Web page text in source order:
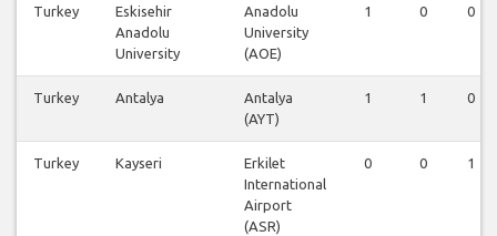
Turkey
Eskisehir
Anadolu
University
Anadolu
University
(AOE)
1 0 0
Turkey Antalya
Antalya
(AYT)
1 1 0
Turkey Kayseri
Erkilet
International
Airport
(ASR)
0 0 1